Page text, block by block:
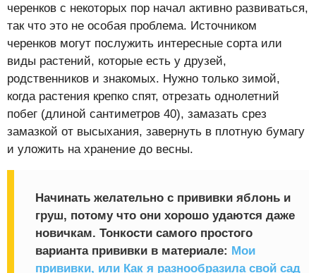
черенков с некоторых пор начал активно развиваться,
так что это не особая проблема. Источником
черенков могут послужить интересные сорта или
виды растений, которые есть у друзей,
родственников и знакомых. Нужно только зимой,
когда растения крепко спят, отрезать однолетний
побег (длиной сантиметров 40), замазать срез
замазкой от высыхания, завернуть в плотную бумагу
и уложить на хранение до весны.
Начинать желательно с прививки яблонь и
груш, потому что они хорошо удаются даже
новичкам. Тонкости самого простого
варианта прививки в материале: Мои
прививки, или Как я разнообразила свой сад